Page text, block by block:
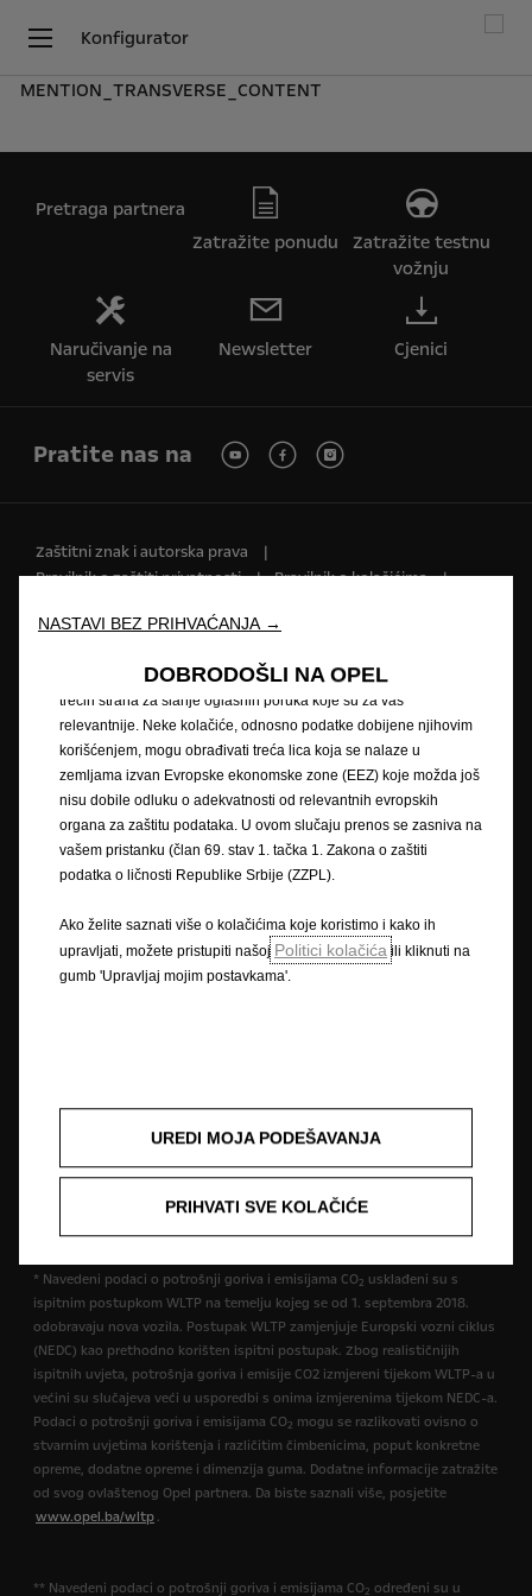
Konfigurator
MENTION_TRANSVERSE_CONTENT
Pretraga partnera
Zatražite ponudu
Zatražite testnu
vožnju
Naručivanje na
servis
Newsletter Cjenici
Pratite nas na
Zaštitni znak i autorska prava
Pravilnik o zaštiti privatnosti
Pravilnik o kolačićima
Pravna obavijest
Recikliranje
Tehničke informacije
Postavke kolačića
Slika može prikazivati dodatnu opremu.
Cijene su iskazane prema prodajnom tečaju kod Centralne banke BIH od
1,95583 KM za 1 EUR prema tečajnoj listi objavljenoj na dan 15.8.2008.
Cjenik je informativan. Konačna cijena se obračunava prema prodajnom
Opel partner može Vam dati točne informacije o mogućim promjenama u
međuvremenu. Podaci su informativni. AW OPL Distribution Kft. ne snosi
nikakvu odgovornost.
opremi. Prikazane boje su samo približne stvarnim bojama. Ilustrirana
dodatna oprema dostupna je uz nadoplatu. Dostupnost, tehničke
dostupne samo u nekim zemljama ili mogu biti dostupne uz dodatne
troškove. Za precizne informacije o opremi koja se isporučuje na našim
vozilima obratite se lokalnom Opel partneru.
* Navedeni podaci o potrošnji goriva i emisijama CO2 usklađeni su s
ispitnim postupkom WLTP na temelju kojeg se od 1. septembra 2018.
odobravaju nova vozila. Postupak WLTP zamjenjuje Europski vozni ciklus
(NEDC) kao prethodno korišten ispitni postupak. Zbog realističnijih
ispitnih uvjeta, potrošnja goriva i emisije CO2 izmjereni tijekom WLTP-a u
većini su slučajeva veći u usporedbi s onima izmjerenima tijekom NEDC-a.
Podaci o potrošnji goriva i emisijama CO2 mogu se razlikovati ovisno o
stvarnim uvjetima korištenja i različitim čimbenicima, poput konkretne
opreme, dodatne opreme i dimenzija guma. Dodatne informacije zatražite
od svog ovlaštenog Opel partnera. Da biste saznali više, posjetite
www.opel.ba/wltp .
** Navedeni podaci o potrošnji goriva i emisijama CO2 određeni su u
NASTAVI BEZ PRIHVAĆANJA →
DOBRODOŠLI NA OPEL
našoj veb stranici. Kolačići nam omogućavaju da Vam pružimo
osnovne funkcionalnosti kao što su bezbednost, upravljanje
performanse kroz različite funkcije, kao što su prepoznavanje
Vam nudimo. Naša veb stranica takođe može koristiti kolačiće
trećih strana za slanje oglasnih poruka koje su za vas
relevantnije. Neke kolačiće, odnosno podatke dobijene njihovim
korišćenjem, mogu obrađivati treća lica koja se nalaze u
zemljama izvan Evropske ekonomske zone (EEZ) koje možda još
nisu dobile odluku o adekvatnosti od relevantnih evropskih
organa za zaštitu podataka. U ovom slučaju prenos se zasniva na
vašem pristanku (član 69. stav 1. tačka 1. Zakona o zaštiti
podatka o ličnosti Republike Srbije (ZZPL).
Ako želite saznati više o kolačićima koje koristimo i kako ih
upravljati, možete pristupiti našoj Politici kolačića ili kliknuti na
gumb 'Upravljaj mojim postavkama'.
UREDI MOJA PODEŠAVANJA
PRIHVATI SVE KOLAČIĆE